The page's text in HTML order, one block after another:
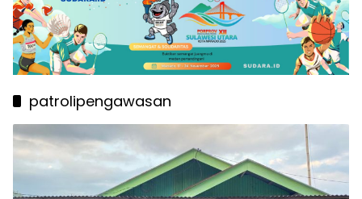
patrolipengawasan